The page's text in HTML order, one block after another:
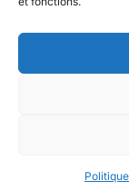
OÙ
Z.I. Le
© Copyright -